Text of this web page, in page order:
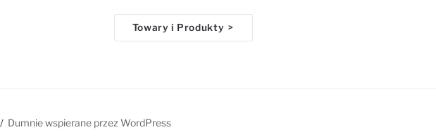
Towary i Produkty >
Dumnie wspierane przez WordPress